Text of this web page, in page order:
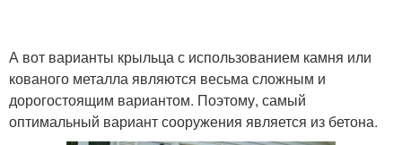
А вот варианты крыльца с использованием камня или
кованого металла являются весьма сложным и
дорогостоящим вариантом. Поэтому, самый
оптимальный вариант сооружения является из бетона.